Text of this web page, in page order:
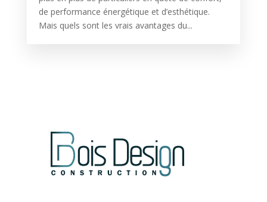
de performance énergétique et d’esthétique.
Mais quels sont les vrais avantages du...